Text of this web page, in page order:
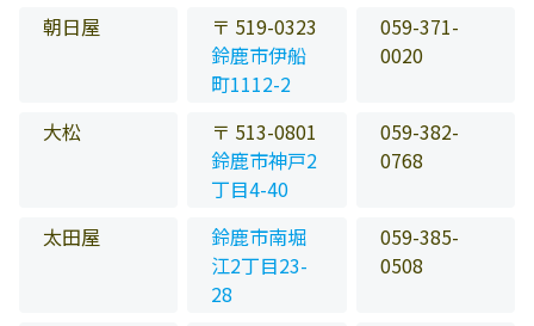
朝日屋
〒 519-0323
鈴鹿市伊船
町1112-2
059-371-
0020
大松
〒 513-0801
鈴鹿市神戸2
丁目4-40
059-382-
0768
太田屋
鈴鹿市南堀
江2丁目23-
28
059-385-
0508